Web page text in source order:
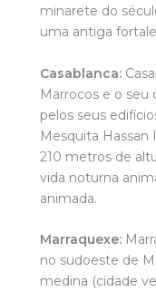
minarete do
uma antiga
Casablanca:
Marrocos e o
pelos seus
Mesquita
210 metros de
vida noturna
animada.
Marraquexe:
no sudoeste de
medina (cidade